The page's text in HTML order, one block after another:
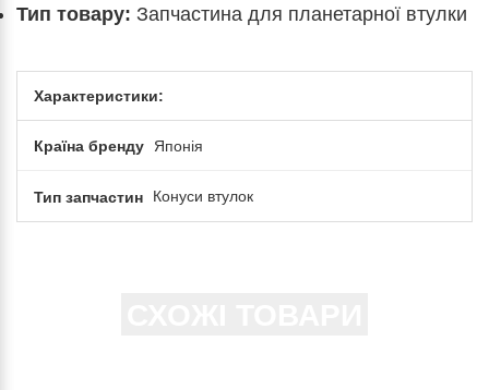
Тип товару: Запчастина для планетарної втулки
Характеристики:
Країна бренду Японія
Тип запчастин Конуси втулок